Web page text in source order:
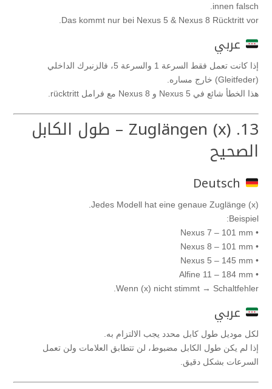
innen falsch.
Das kommt nur bei Nexus 5 & Nexus 8 Rücktritt vor.
عربي
إذا كانت تعمل فقط السرعة 1 والسرعة 5، فالزنبرك الداخلي
(Gleitfeder) خارج مساره.
هذا الخطأ شائع في Nexus 5 و Nexus 8 مع فرامل rücktritt.
13. Zuglängen (x) – طول الكابل
الصحيح
Jedes Modell hat eine genaue Zuglänge (x).
Beispiel:
• Nexus 7 – 101 mm
• Nexus 8 – 101 mm
• Nexus 5 – 145 mm
• Alfine 11 – 184 mm
Wenn (x) nicht stimmt → Schaltfehler.
عربي
لكل موديل طول كابل محدد يجب الالتزام به.
إذا لم يكن طول الكابل مضبوط، لن تتطابق العلامات ولن تعمل
السرعات بشكل دقيق.